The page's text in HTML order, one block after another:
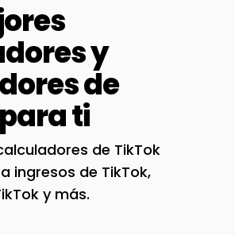
y
de
ti
de TikTok
ingresos de TikTok,
y más.